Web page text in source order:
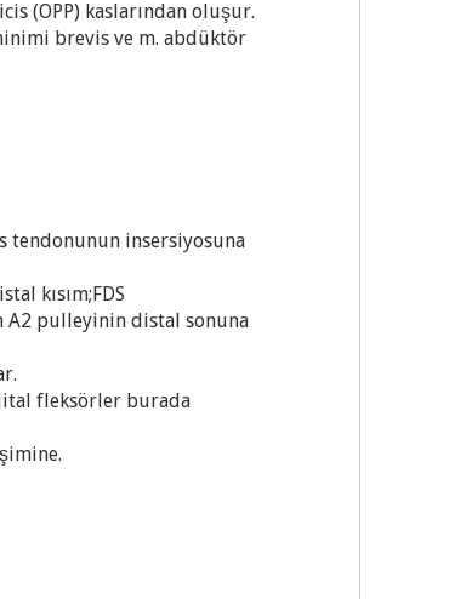
(OPP) kaslarından oluşur.
brevis ve m. abdüktör
insersiyosuna
kısım;FDS
A2 pulleyinin distal sonuna
fleksörler burada